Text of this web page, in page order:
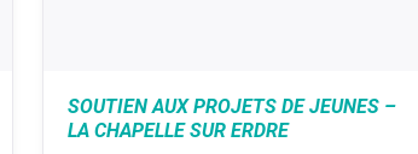
SOUTIEN AUX PROJETS DE JEUNES –
LA CHAPELLE SUR ERDRE